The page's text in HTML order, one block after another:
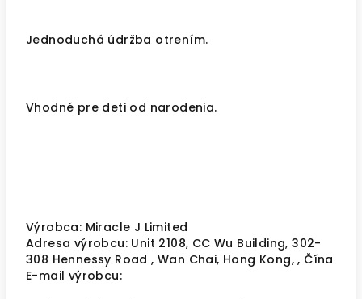
Jednoduchá údržba otrením.
Vhodné pre deti od narodenia.
Výrobca: Miracle J Limited
Adresa výrobcu: Unit 2108, CC Wu Building, 302-
308 Hennessy Road , Wan Chai, Hong Kong, , Čína
E-mail výrobcu: